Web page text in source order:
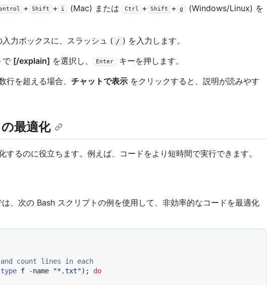
+ Shift + i (Mac) または Ctrl + Shift + g
(Windows/Linux) を
力ボックスに、スラッシュ ( / ) を入力します。
で [/explain] を選択し、 Enter
キーを押します。
を超える場合、 チャットで表示 をクリックすると、説明が読みやす
最適化
るのに役立ちます。例えば、コードをより短時間で実行できます。
、次の Bash スクリプトの例を使用して、非効率的なコードを最適化
count lines in each
type f -name "*.txt"); do